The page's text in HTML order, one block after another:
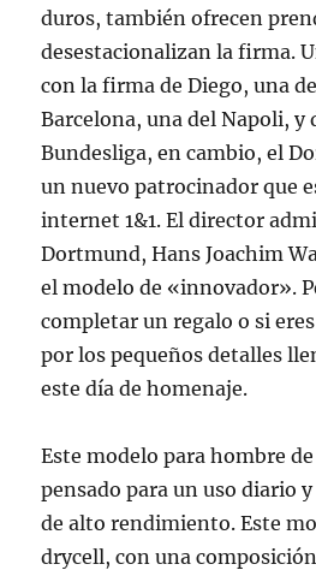
duros, también ofrecen
desestacionalizan la firma.
con la firma de Diego, una
Barcelona, una del Napoli, y
Bundesliga, en cambio, el
un nuevo patrocinador que
internet 1&1. El director
Dortmund, Hans Joachim
el modelo de «innovador».
completar un regalo o si
por los pequeños detalles
este día de homenaje.
Este modelo para hombre
pensado para un uso diario
de alto rendimiento. Este
drycell, con una